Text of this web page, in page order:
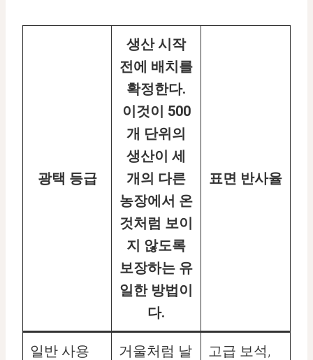
광택 등급
생산 시작
전에 배치를
확정한다.
이것이 500
개 단위의
생산이 세
개의 다른
농장에서 온
것처럼 보이
지 않도록
보장하는 유
일한 방법이
다.
표면 반사율
일반 사용
거울처럼 날
고급 보석,